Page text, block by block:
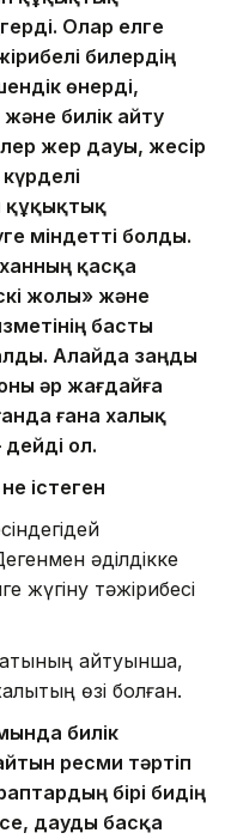
Олар елге
билердің
өнерді,
билік айту
жер дауы, жесір
құқықтық
міндетті болды.
қасқа
жолы» және
басты
Алайда заңды
оны әр жағдайға
ғана халық
ол.
істеген
әділдікке
жүгіну тәжірибесі
айтуынша,
өзі болған.
билік
ресми тәртіп
бірі бидің
дауды басқа